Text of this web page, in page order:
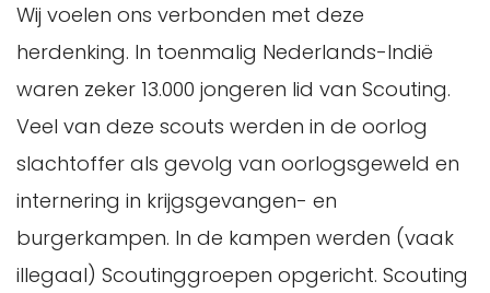
Wij voelen ons verbonden met deze
herdenking. In toenmalig Nederlands-Indië
waren zeker 13.000 jongeren lid van Scouting.
Veel van deze scouts werden in de oorlog
slachtoffer als gevolg van oorlogsgeweld en
internering in krijgsgevangen- en
burgerkampen. In de kampen werden (vaak
illegaal) Scoutinggroepen opgericht. Scouting